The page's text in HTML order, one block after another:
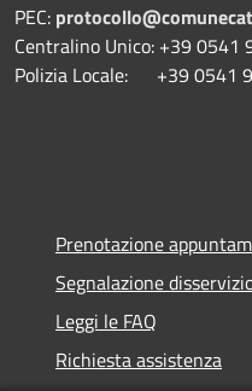
PEC:
Centralino Unico: +39 0541
Polizia Locale: +39 0541
Prenotazione
Segnalazione
Leggi le FAQ
Richiesta assistenza